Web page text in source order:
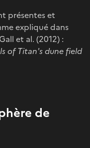
présentes et
expliqué dans
et al. (2012) :
of Titan's dune field
de